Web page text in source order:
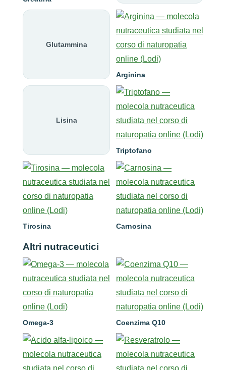
Glutammina
Arginina
Lisina
Triptofano
Tirosina Carnosina
Altri nutraceutici
Omega-3 Coenzima Q10